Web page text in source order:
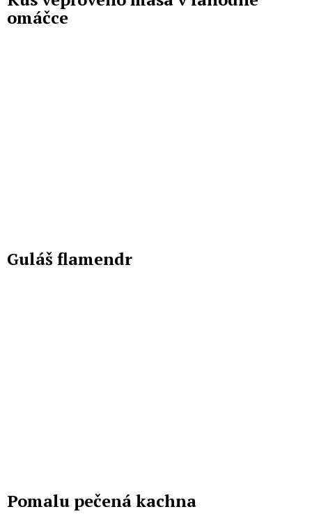
omáčce
Guláš flamendr
Pomalu pečená kachna